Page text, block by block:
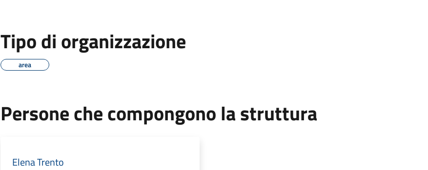
Tipo di organizzazione
area
Persone che compongono la struttura
Elena Trento